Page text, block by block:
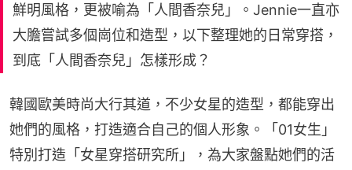
鮮明風格，更被喻為「人間香奈兒」。Jennie一直亦
大膽嘗試多個崗位和造型，以下整理她的日常穿搭，
到底「人間香奈兒」怎樣形成？
韓國歐美時尚大行其道，不少女星的造型，都能穿出
她們的風格，打造適合自己的個人形象。「01女生」
特別打造「女星穿搭研究所」，為大家盤點她們的活